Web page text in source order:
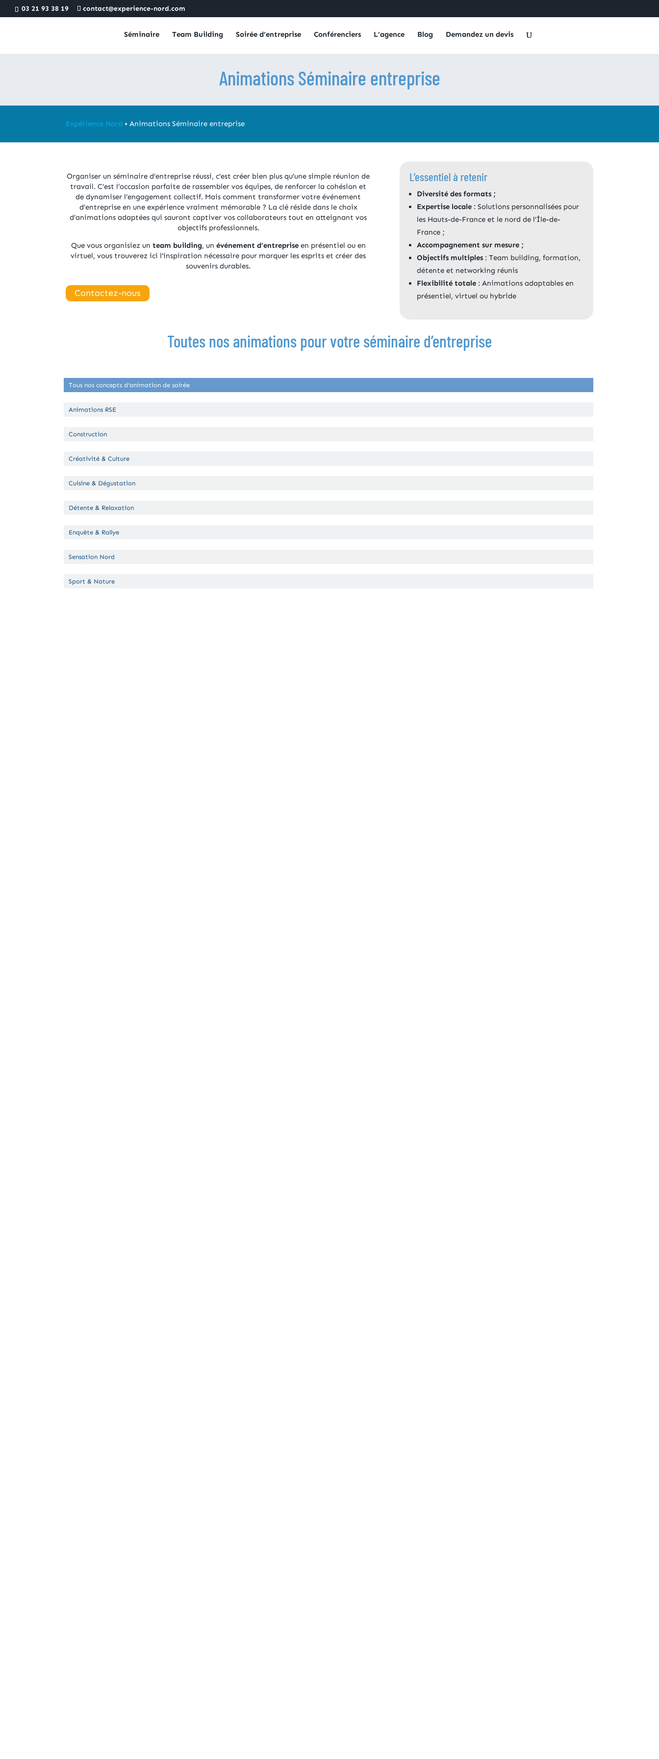
03 21 93 38 19 contact@experience-nord.com
Séminaire Team Building Soirée d’entreprise Conférenciers L’agence Blog Demandez un devis
Animations Séminaire entreprise
Expérience Nord •Animations Séminaire entreprise
Organiser un séminaire d’entreprise réussi, c’est créer bien plus qu’une simple réunion de
travail. C’est l’occasion parfaite de rassembler vos équipes, de renforcer la cohésion et
de dynamiser l’engagement collectif. Mais comment transformer votre événement
d’entreprise en une expérience vraiment mémorable ? La clé réside dans le choix
d’animations adaptées qui sauront captiver vos collaborateurs tout en atteignant vos
objectifs professionnels.
Que vous organisiez un team building, un événement d’entrepriseen présentiel ou en
virtuel, vous trouverez ici l’inspiration nécessaire pour marquer les esprits et créer des
souvenirs durables.
Contactez-nous
L’essentiel à retenir
Diversité des formats ;
Expertise locale : Solutions personnalisées pour
les Hauts-de-France et le nord de l’Île-de-
France ;
Accompagnement sur mesure ;
Objectifs multiples : Team building, formation,
détente et networking réunis
Flexibilité totale : Animations adaptables en
présentiel, virtuel ou hybride
Toutes nos animations pour votre séminaire d’entreprise
Tous nos concepts d'animation de soirée
Animations RSE
Construction
Créativité & Culture
Cuisine & Dégustation
Détente & Relaxation
Enquête & Rallye
Sensation Nord
Sport & Nature